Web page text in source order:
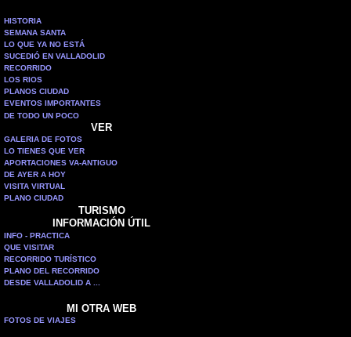
HISTORIA
SEMANA SANTA
LO QUE YA NO ESTÁ
SUCEDIÓ EN VALLADOLID
RECORRIDO
LOS RIOS
PLANOS CIUDAD
EVENTOS IMPORTANTES
DE TODO UN POCO
VER
GALERIA DE FOTOS
LO TIENES QUE VER
APORTACIONES VA-ANTIGUO
DE AYER A HOY
VISITA VIRTUAL
PLANO CIUDAD
TURISMO
INFORMACIÓN ÚTIL
INFO - PRACTICA
QUE VISITAR
RECORRIDO TURÍSTICO
PLANO DEL RECORRIDO
DESDE VALLADOLID A ...
MI OTRA WEB
FOTOS DE VIAJES